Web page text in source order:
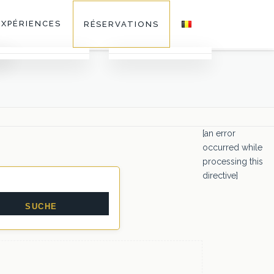
Restaurants
RÉSERVATIONS
[an error
occurred while
processing this
directive]